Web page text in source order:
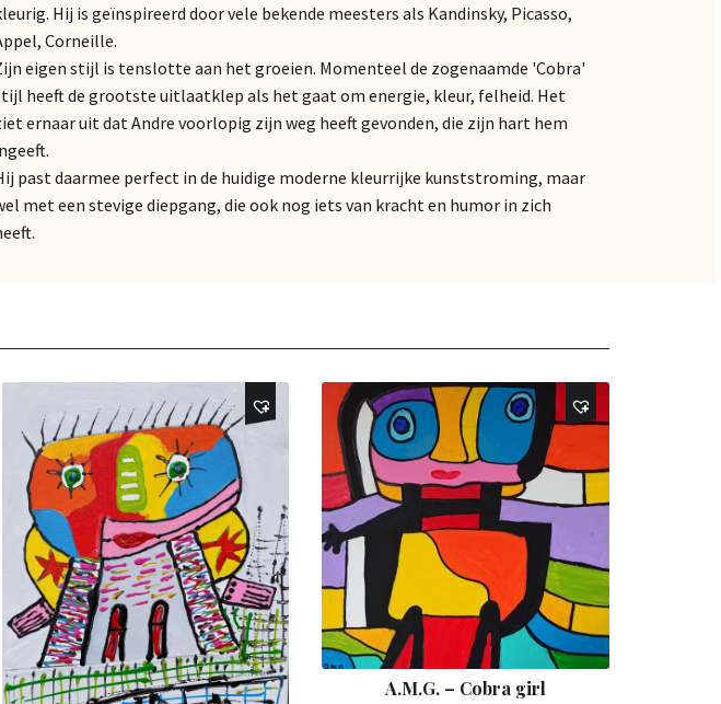
Hij is geïnspireerd door vele bekende meesters als Kandinsky, Picasso,
Corneille.
eigen stijl is tenslotte aan het groeien. Momenteel de zogenaamde 'Cobra'
heeft de grootste uitlaatklep als het gaat om energie, kleur, felheid. Het
ernaar uit dat Andre voorlopig zijn weg heeft gevonden, die zijn hart hem
past daarmee perfect in de huidige moderne kleurrijke kunststroming, maar
met een stevige diepgang, die ook nog iets van kracht en humor in zich
A.M.G. – Cobra girl